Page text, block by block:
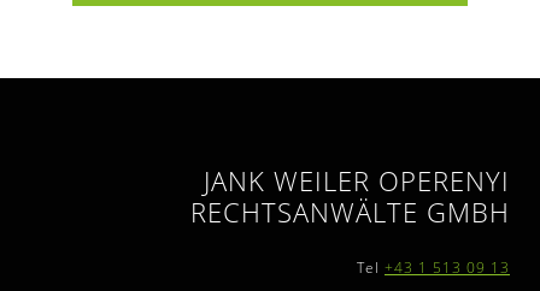
JANK WEILER OPERENYI
RECHTSANWÄLTE GMBH
Tel +43 1 513 09 13